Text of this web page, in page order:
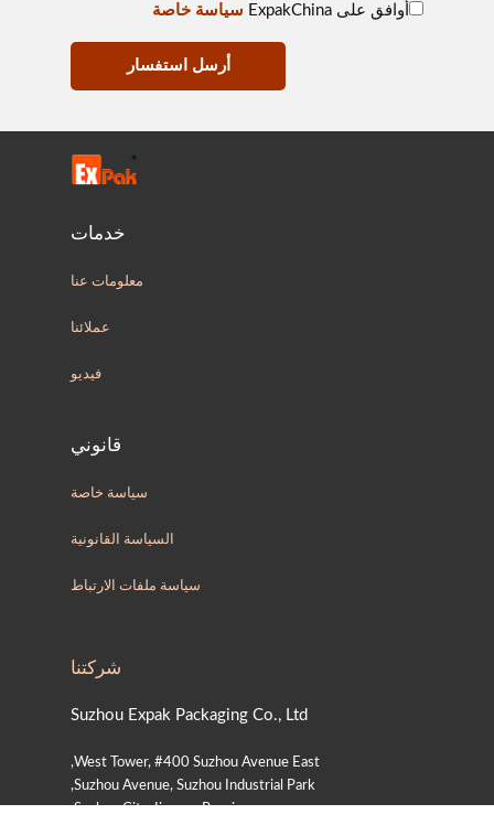
أوافق على ExpakChina سياسة خاصة
أرسل استفسار
خدمات
معلومات عنا
عملائنا
فيديو
قانوني
سياسة خاصة
السياسة القانونية
سياسة ملفات الارتباط
شركتنا
Suzhou Expak Packaging Co., Ltd
West Tower, #400 Suzhou Avenue East,
Suzhou Avenue, Suzhou Industrial Park,
Suzhou City,Jiangsu Province,